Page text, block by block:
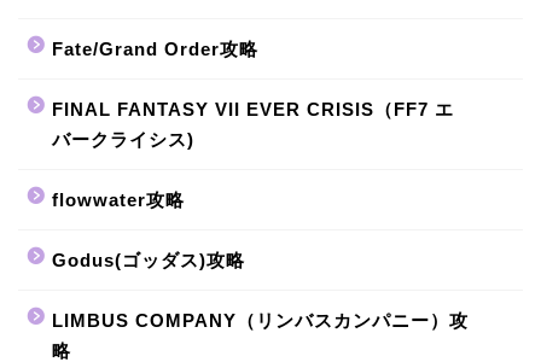
Fate/Grand Order攻略
FINAL FANTASY VII EVER CRISIS（FF7 エ
バークライシス)
flowwater攻略
Godus(ゴッダス)攻略
LIMBUS COMPANY（リンバスカンパニー）攻
略